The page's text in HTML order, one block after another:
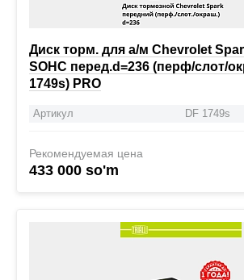
Диск торм. для а/м Chevrolet
SOHC перед.d=236 (перф/слот/
1749s) PRO
Артикул DF 1749s
Рекомендуемая цена
433 000 so'm